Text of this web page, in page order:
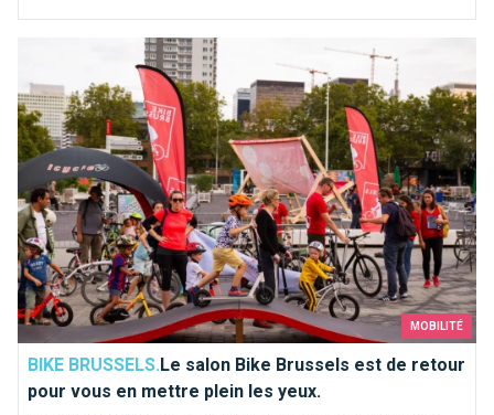
MOBILITÉ
BIKE BRUSSELS.Le salon Bike Brussels est de retour
pour vous en mettre plein les yeux.
Le salon Bike Brussels est de retour pour vous en mettre